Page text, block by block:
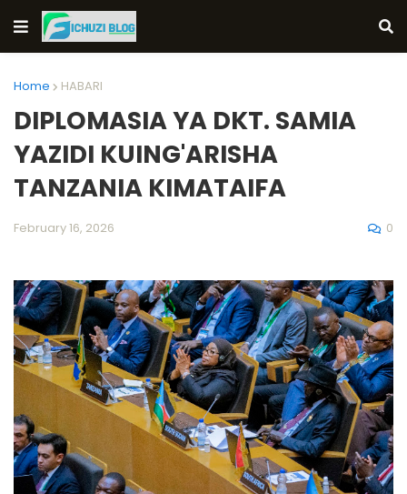
Home HABARI
DIPLOMASIA YA DKT. SAMIA
YAZIDI KUING'ARISHA
TANZANIA KIMATAIFA
February 16, 2026 0